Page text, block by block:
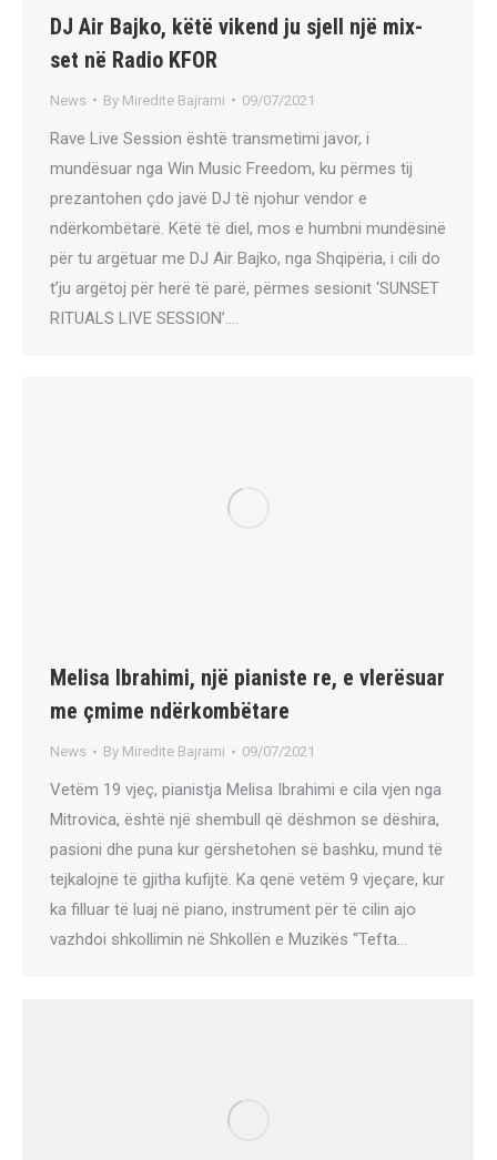
DJ Air Bajko, këtë vikend ju sjell një mix-
set në Radio KFOR
News By Miredite Bajrami 09/07/2021
Rave Live Session është transmetimi javor, i
mundësuar nga Win Music Freedom, ku përmes tij
prezantohen çdo javë DJ të njohur vendor e
ndërkombëtarë. Këtë të diel, mos e humbni mundësinë
për tu argëtuar me DJ Air Bajko, nga Shqipëria, i cili do
t’ju argëtoj për herë të parë, përmes sesionit ‘SUNSET
RITUALS LIVE SESSION’.…
Melisa Ibrahimi, një pianiste re, e vlerësuar
me çmime ndërkombëtare
News By Miredite Bajrami 09/07/2021
Vetëm 19 vjeç, pianistja Melisa Ibrahimi e cila vjen nga
Mitrovica, është një shembull që dëshmon se dëshira,
pasioni dhe puna kur gërshetohen së bashku, mund të
tejkalojnë të gjitha kufijtë. Ka qenë vetëm 9 vjeçare, kur
ka filluar të luaj në piano, instrument për të cilin ajo
vazhdoi shkollimin në Shkollën e Muzikës “Tefta…